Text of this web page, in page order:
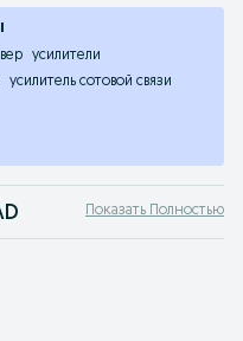
усилители
усилитель сотовой связи
Показать Полностью